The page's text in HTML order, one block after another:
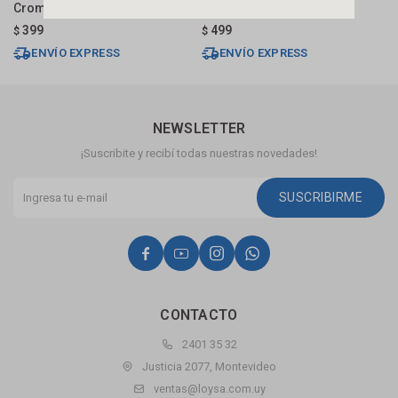
Cromo
$ 399
ENVÍO EXPRESS
$ 499
ENVÍO EXPRESS
CONTACTO
2401 35 32
Justicia 2077, Montevideo
ventas@loysa.com.uy
NEWSLETTER
¡Suscribite y recibí todas nuestras novedades!
SUSCRIBIRME
   